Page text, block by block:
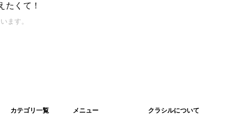
たくて！
ます。
カテゴリ一覧 メニュー クラシルについて